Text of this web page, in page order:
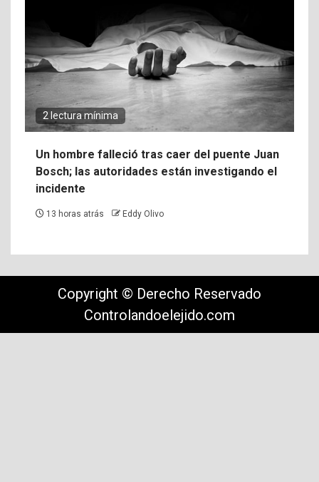
2 lectura mínima
Un hombre falleció tras caer del puente Juan
Bosch; las autoridades están investigando el
incidente
13 horas atrás Eddy Olivo
Copyright © Derecho Reservado
Controlandoelejido.com